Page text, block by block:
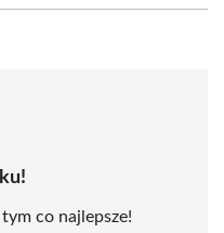
co najlepsze!